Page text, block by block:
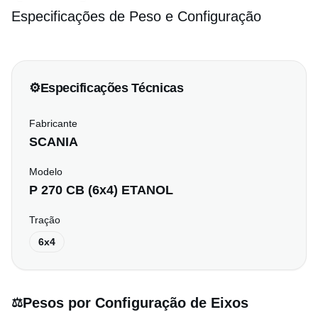
Especificações de Peso e Configuração
⚙️Especificações Técnicas
Fabricante
SCANIA
Modelo
P 270 CB (6x4) ETANOL
Tração
6x4
⚖️Pesos por Configuração de Eixos